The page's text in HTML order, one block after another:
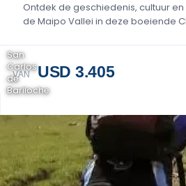
Ontdek de geschiedenis, cultuur
de Maipo Vallei in deze boeiende
VAN USD 3.405
San
Carlos
de
Bariloche